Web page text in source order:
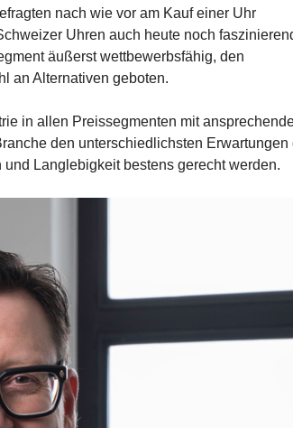
nach wie vor am Kauf einer Uhr
Uhren auch heute noch
äußerst wettbewerbsfähig, den
an Alternativen geboten.
in allen Preissegmenten mit
den unterschiedlichsten Erwartungen
Langlebigkeit bestens gerecht werden.